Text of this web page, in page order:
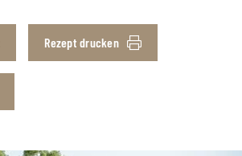
Rezept drucken